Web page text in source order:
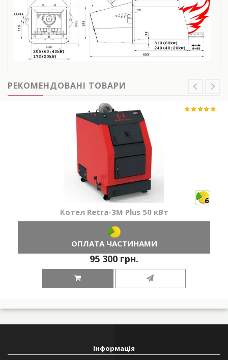
РЕКОМЕНДОВАНІ ТОВАРИ
6
Котел Retra-3М Plus 50 кВт
ОПЛАТА ЧАСТИНАМИ
95 300 грн.
Інформація